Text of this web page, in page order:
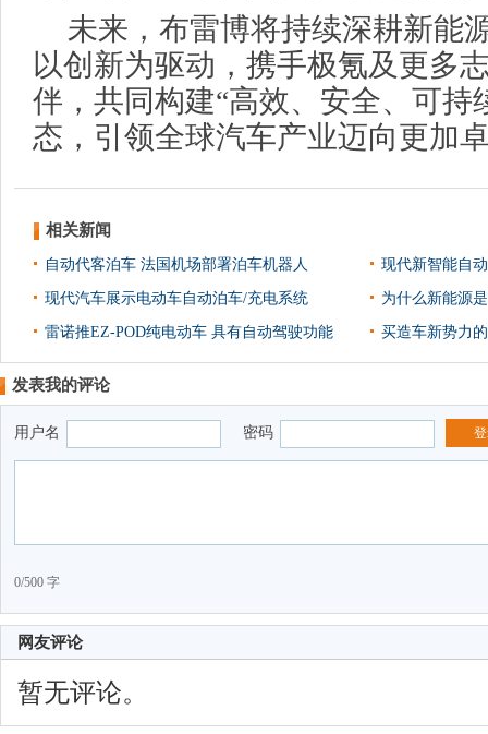
未来，布雷博将持续深耕新能
以创新为驱动，携手极氪及更多
伴，共同构建“高效、安全、可持
态，引领全球汽车产业迈向更加
相关新闻
自动代客泊车 法国机场部署泊车机器人 现代新智能自
现代汽车展示电动车自动泊车/充电系统 为什么新能源
雷诺推EZ-POD纯电动车 具有自动驾驶功能 买造车新势力
发表我的评论
用户名 密码
0/500 字
网友评论
暂无评论。